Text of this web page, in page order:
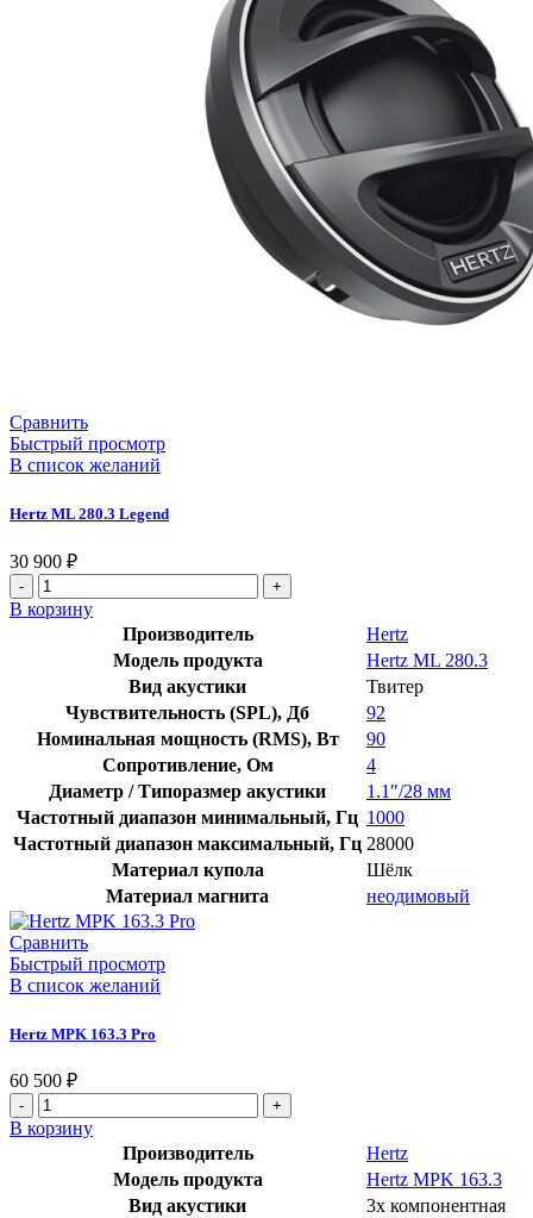
Сравнить
Быстрый просмотр
В список желаний
Hertz ML 280.3 Legend
30 900 ₽
В корзину
Производитель
Hertz
Модель продукта
Hertz ML 280.3
Вид акустики
Твитер
Чувствительность (SPL), Дб
92
Номинальная мощность (RMS), Вт
90
Сопротивление, Ом
4
Диаметр / Типоразмер акустики
1.1″/28 мм
Частотный диапазон минимальный, Гц 1000
Частотный диапазон максимальный, Гц 28000
Материал купола
Шёлк
Материал магнита
неодимовый
Сравнить
Быстрый просмотр
В список желаний
Hertz MPK 163.3 Pro
60 500 ₽
В корзину
Производитель
Hertz
Модель продукта
Hertz MPK 163.3
Вид акустики
3х компонентная